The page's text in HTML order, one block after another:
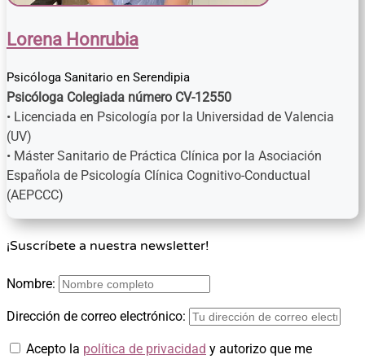
Lorena Honrubia
Psicóloga Sanitario en Serendipia
Psicóloga Colegiada número CV-12550
• Licenciada en Psicología por la Universidad de Valencia
(UV)
• Máster Sanitario de Práctica Clínica por la Asociación
Española de Psicología Clínica Cognitivo-Conductual
(AEPCCC)
¡Suscríbete a nuestra newsletter!
Nombre:
Dirección de correo electrónico:
Acepto la política de privacidad y autorizo que me